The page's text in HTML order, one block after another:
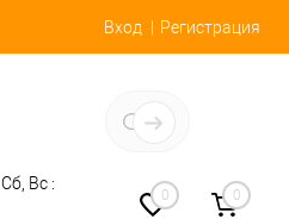
Вход Регистрация
Сб, Вс :
0 0